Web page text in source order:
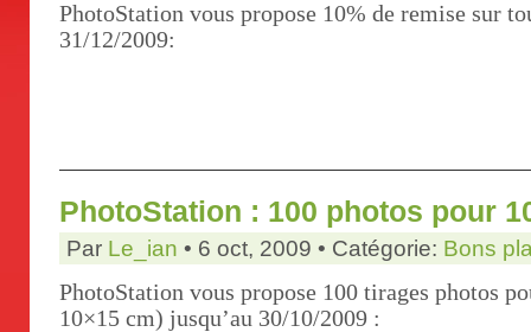
PhotoStation vous propose 10% de remise sur
31/12/2009:
PhotoStation : 100 photos pour
Par Le_ian • 6 oct, 2009 • Catégorie: Bons
PhotoStation vous propose 100 tirages photos
10×15 cm) jusqu’au 30/10/2009 :